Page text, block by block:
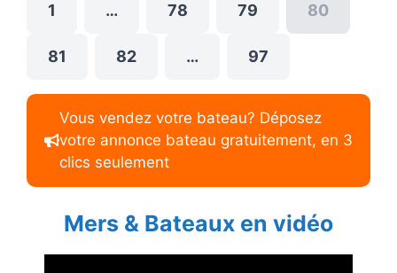
1 … 78 79 80
81 82 … 97
Vous vendez votre bateau? Déposez
votre annonce bateau gratuitement, en 3
clics seulement
Mers & Bateaux en vidéo